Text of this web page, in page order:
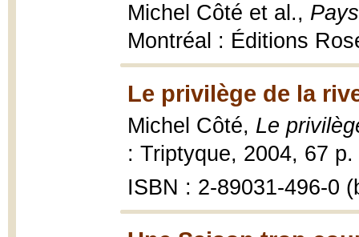
Michel Côté et al.,
Montréal : Éditions
Le privilège de la
Michel Côté, Le
: Triptyque, 2004, 67
ISBN : 2-89031-496-0